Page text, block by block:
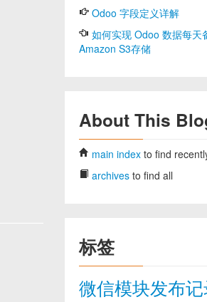
Odoo 字段定义详解
如何实现 Odoo 数据每天
Amazon S3存储
About This
main index to find
archives to find all
标签
微信模块发布